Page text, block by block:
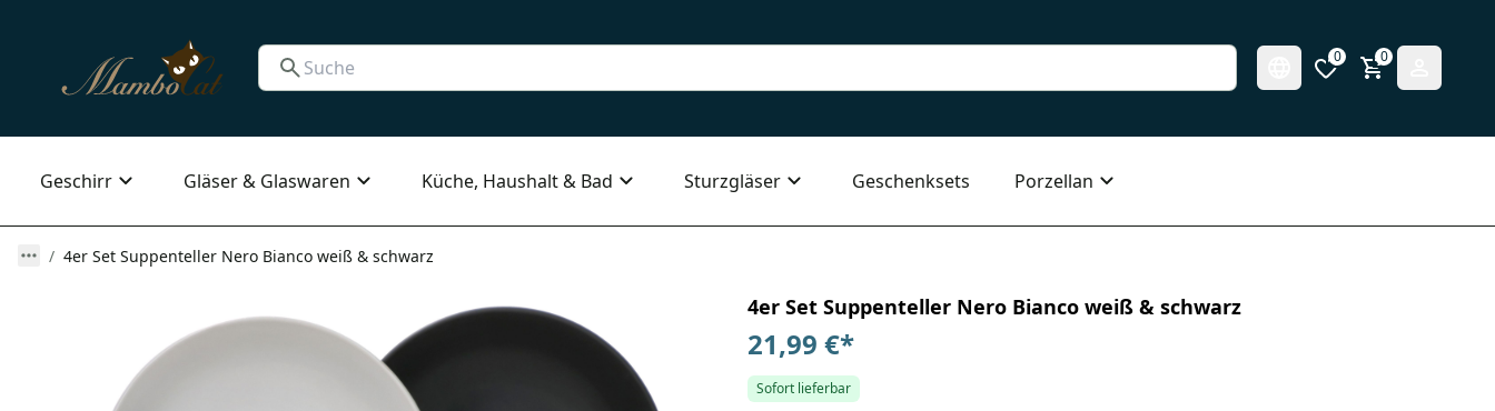
0 0
Geschirr Gläser & Glaswaren Küche, Haushalt & Bad Sturzgläser Geschenksets Porzellan
4er Set Suppenteller Nero Bianco weiß & schwarz
4er Set Suppenteller Nero Bianco weiß & schwarz
21,99 €*
Sofort lieferbar